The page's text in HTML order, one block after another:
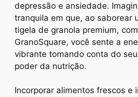
depressão e ansiedade.
tranquila em que, ao saborear
tigela de granola premium,
GranoSquare, você sente a
vibrante tomando conta do
poder da nutrição.
Incorporar alimentos frescos e